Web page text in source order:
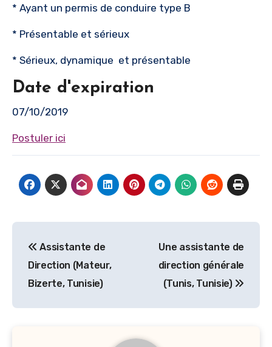
* Ayant un permis de conduire type B
* Présentable et sérieux
* Sérieux, dynamique et présentable
Date d'expiration
07/10/2019
Postuler ici
de
l’article
Assistante de
Direction (Mateur,
Bizerte, Tunisie)
Une assistante de
direction générale
(Tunis, Tunisie)